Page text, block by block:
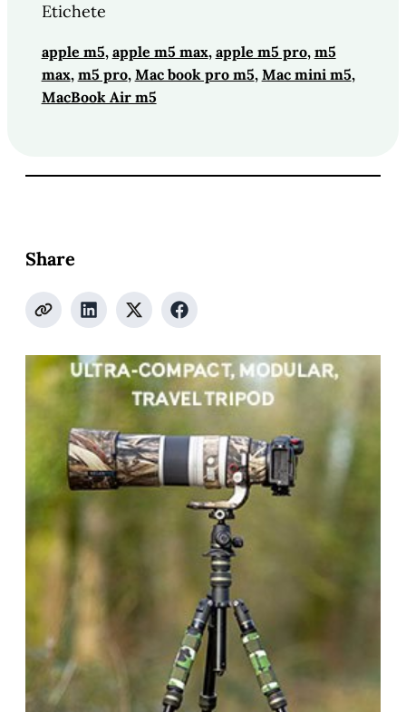
Etichete
apple m5, apple m5 max, apple m5 pro, m5
max, m5 pro, Mac book pro m5, Mac mini m5 ,
MacBook Air m5
Share